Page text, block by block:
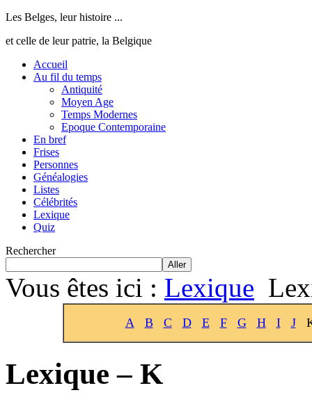
Les Belges, leur histoire ...
et celle de leur patrie, la Belgique
Accueil
Au fil du temps
Antiquité
Moyen Age
Temps Modernes
Epoque Contemporaine
En bref
Frises
Personnes
Généalogies
Listes
Célébrités
Lexique
Quiz
Rechercher
Aller
Vous êtes ici : Lexique
A B C D E F G H I J
Lexique – K